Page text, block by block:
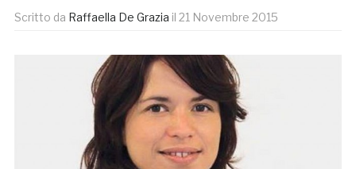
Scritto da Raffaella De Grazia il 21 Novembre 2015